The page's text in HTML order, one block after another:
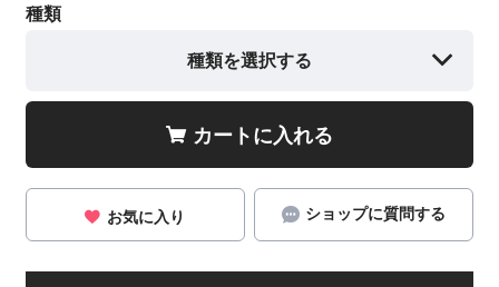
種類
種類を選択する
カートに入れる
お気に入り ショップに質問する